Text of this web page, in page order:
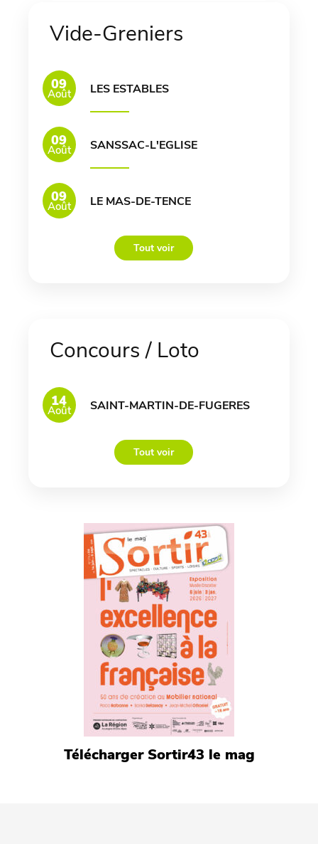
Vide-Greniers
09
Août LES ESTABLES
09
Août SANSSAC-L'EGLISE
09
Août LE MAS-DE-TENCE
Tout voir
Concours / Loto
14
Août SAINT-MARTIN-DE-FUGERES
Tout voir
Télécharger Sortir43 le mag